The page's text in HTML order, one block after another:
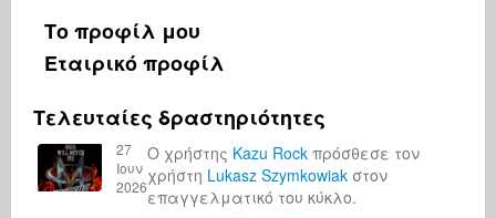
Το προφίλ μου
Εταιρικό προφίλ
Τελευταίες δραστηριότητες
27
Ιουν
2026
Ο χρήστης Kazu Rock πρόσθεσε τον
χρήστη Lukasz Szymkowiak στον
επαγγελματικό του κύκλο.